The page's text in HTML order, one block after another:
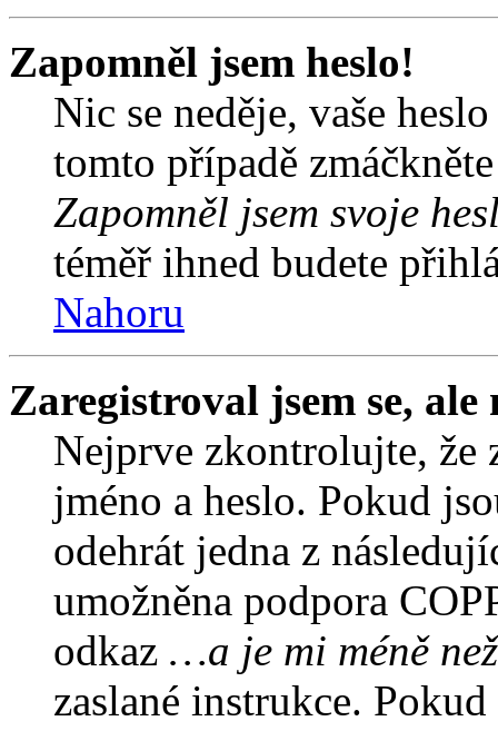
Zapomněl jsem heslo!
Nic se neděje, vaše
tomto případě
Zapomněl jsem svoje
téměř ihned budete
Nahoru
Zaregistroval jsem se,
Nejprve zkontrolujte, že
jméno a heslo. Pokud
odehrát jedna z
umožněna podpora
odkaz …a je mi méně
zaslané instrukce.